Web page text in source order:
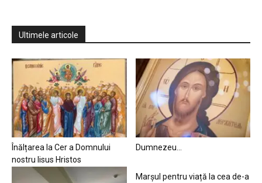
Ultimele articole
Înălțarea la Cer a Domnului
nostru Iisus Hristos
Dumnezeu…
Marșul pentru viață la cea de-a